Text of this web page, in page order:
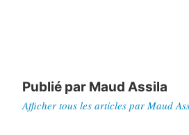
Publié par Maud Assila
Afficher tous les articles par Maud